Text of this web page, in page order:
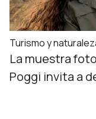
Turismo y
La muestra
Poggi invita a